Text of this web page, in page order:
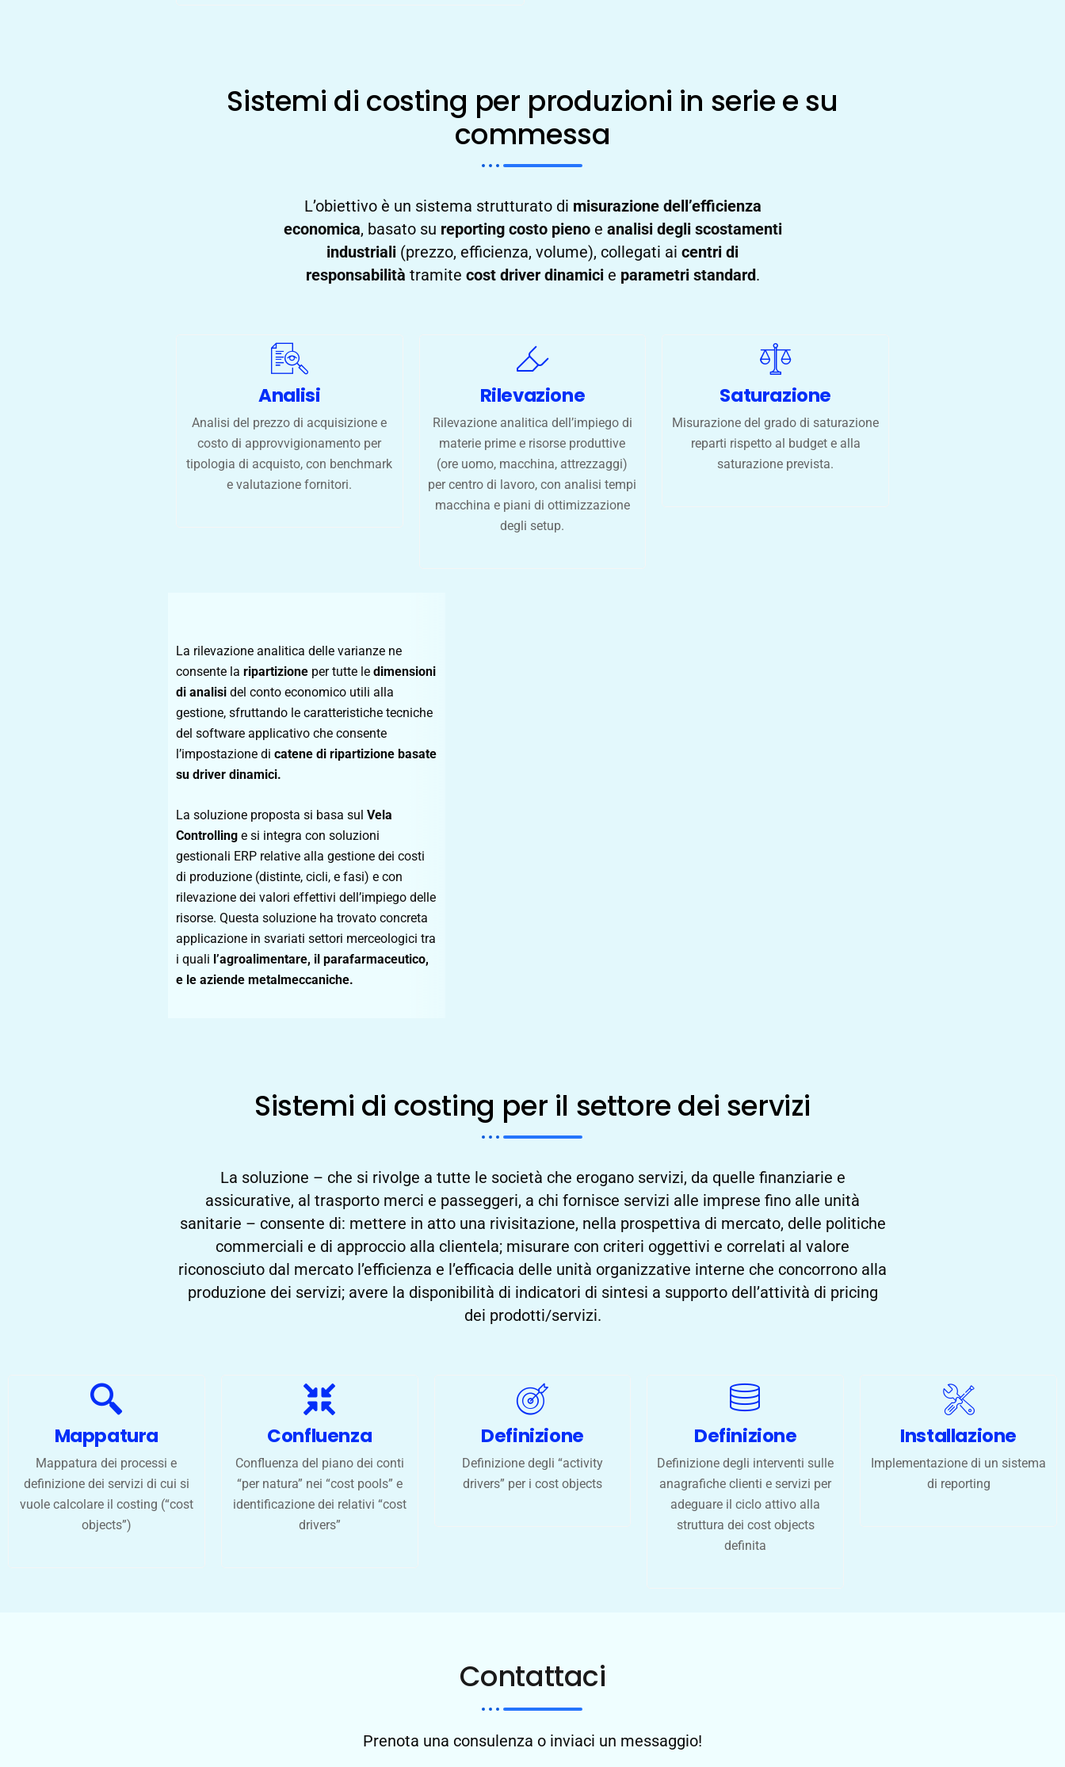
Sistemi di costing per produzioni in serie e su
commessa
L’obiettivo è un sistema strutturato di misurazione dell’efficienza
economica, basato su reporting costo pienoe analisi degli scostamenti
industriali (prezzo, efficienza, volume), collegati ai centri di
responsabilità tramite cost driver dinamicie parametri standard.
Analisi
Analisi del prezzo di acquisizione e
costo di approvvigionamento per
tipologia di acquisto, con benchmark
e valutazione fornitori.
Rilevazione
Rilevazione analitica dell’impiego di
materie prime e risorse produttive
(ore uomo, macchina, attrezzaggi)
per centro di lavoro, con analisi tempi
macchina e piani di ottimizzazione
degli setup.
Saturazione
Misurazione del grado di saturazione
reparti rispetto al budget e alla
saturazione prevista.
La rilevazione analitica delle varianze ne
consente la ripartizione per tutte le dimensioni
di analisi del conto economico utili alla
gestione, sfruttando le caratteristiche tecniche
del software applicativo che consente
l’impostazione di catene di ripartizione basate
su driver dinamici.
La soluzione proposta si basa sul Vela
Controlling e si integra con soluzioni
gestionali ERP relative alla gestione dei costi
di produzione (distinte, cicli, e fasi) e con
rilevazione dei valori effettivi dell’impiego delle
risorse. Questa soluzione ha trovato concreta
applicazione in svariati settori merceologici tra
i quali l’agroalimentare, il parafarmaceutico,
e le aziende metalmeccaniche.
Sistemi di costing per il settore dei servizi
La soluzione – che si rivolge a tutte le società che erogano servizi, da quelle finanziarie e
assicurative, al trasporto merci e passeggeri, a chi fornisce servizi alle imprese fino alle unità
sanitarie – consente di: mettere in atto una rivisitazione, nella prospettiva di mercato, delle politiche
commerciali e di approccio alla clientela; misurare con criteri oggettivi e correlati al valore
riconosciuto dal mercato l’efficienza e l’efficacia delle unità organizzative interne che concorrono alla
produzione dei servizi; avere la disponibilità di indicatori di sintesi a supporto dell’attività di pricing
dei prodotti/servizi.
Mappatura
Mappatura dei processi e
definizione dei servizi di cui si
vuole calcolare il costing (“cost
objects”)
Confluenza
Confluenza del piano dei conti
“per natura” nei “cost pools” e
identificazione dei relativi “cost
drivers”
Definizione
Definizione degli “activity
drivers” per i cost objects
Definizione
Definizione degli interventi sulle
anagrafiche clienti e servizi per
adeguare il ciclo attivo alla
struttura dei cost objects
definita
Installazione
Implementazione di un sistema
di reporting
Contattaci
Prenota una consulenza o inviaci un messaggio!